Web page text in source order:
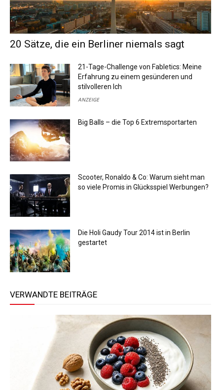
20 Sätze, die ein Berliner niemals sagt
21-Tage-Challenge von Fabletics: Meine
Erfahrung zu einem gesünderen und
stilvolleren Ich
ANZEIGE
Big Balls – die Top 6 Extremsportarten
Scooter, Ronaldo & Co: Warum sieht man
so viele Promis in Glücksspiel Werbungen?
Die Holi Gaudy Tour 2014 ist in Berlin
gestartet
VERWANDTE BEITRÄGE